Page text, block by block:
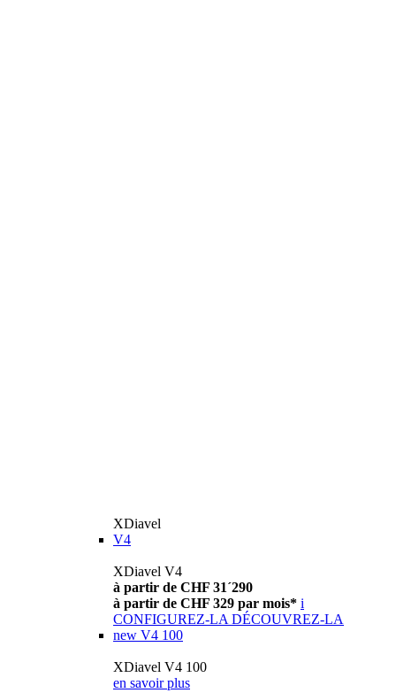
XDiavel
V4
XDiavel V4
à partir de CHF 31´290
à partir de CHF 329 par mois* i
CONFIGUREZ-LA DÉCOUVREZ-LA
new V4 100
XDiavel V4 100
en savoir plus